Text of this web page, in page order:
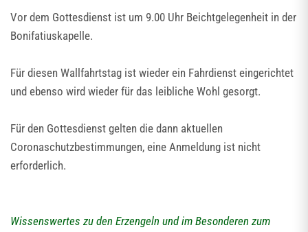
Vor dem Gottesdienst ist um 9.00 Uhr Beichtgelegenheit in der
Bonifatiuskapelle.
Für diesen Wallfahrtstag ist wieder ein Fahrdienst eingerichtet
und ebenso wird wieder für das leibliche Wohl gesorgt.
Für den Gottesdienst gelten die dann aktuellen
Coronaschutzbestimmungen, eine Anmeldung ist nicht
erforderlich.
Wissenswertes zu den Erzengeln und im Besonderen zum